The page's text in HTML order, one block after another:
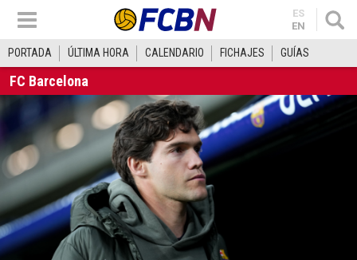
ES
EN
PORTADA ÚLTIMA HORA CALENDARIO FICHAJES GUÍAS
FC Barcelona